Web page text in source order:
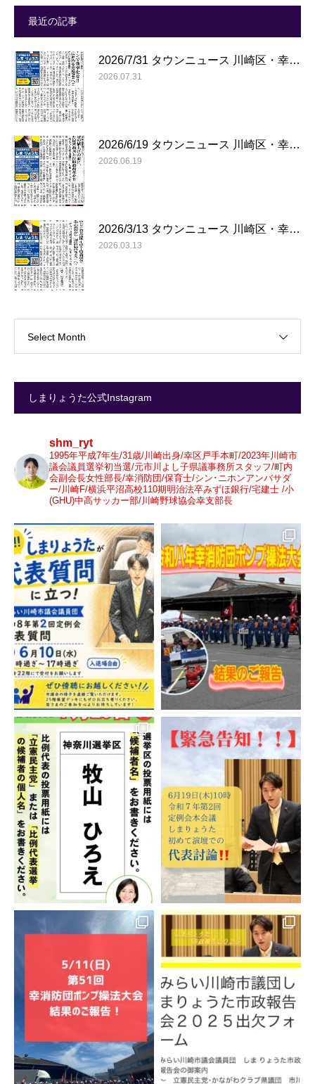
最近の記事
2026/7/31 タウンニュース 川崎区・幸…
2026.07.31
2026/6/19 タウンニュース 川崎区・幸…
2026.06.19
2026/3/13 タウンニュース 川崎区・幸…
2026.03.13
Select Month
しまりょうた公式Instagram
shm_ryt
1995年平成7年生/31歳/川崎出身/幸区戸手本町/2023年川崎市
議会議員選挙初当選/元市川よし子県議事務所スタッフ/町内
会副会長女性部長/幸消防団/保育士/シン･ニホンアンバサダ
ー/川崎F/横浜平沼高校110期明治法卒みずほ銀行/宅建士 /小
(GHU)中高サッカー部/川崎野球協会幸支部長